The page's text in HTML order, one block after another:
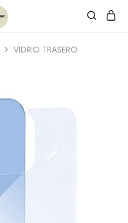
VIDRIO TRASERO